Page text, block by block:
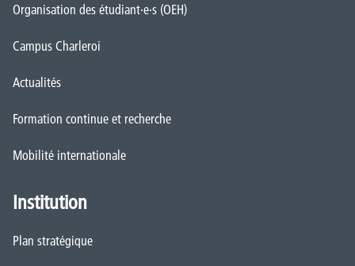
Organisation des étudiant·e·s (OEH)
Campus Charleroi
Actualités
Formation continue et recherche
Mobilité internationale
Institution
Plan stratégique